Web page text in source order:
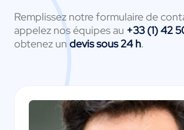
Remplissez notre formulaire de
appelez nos équipes au +33 (1) 42
obtenez un devis sous 24 h.